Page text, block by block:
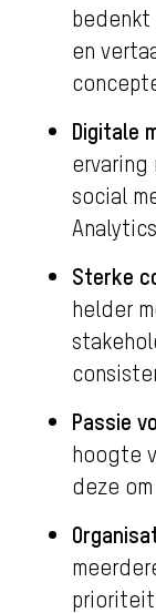
bedenkt
en
Digitale
ervaring
social
Sterke
helder
Passie
hoogte
deze